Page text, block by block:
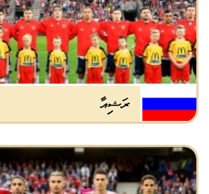
ރަޝިއާ